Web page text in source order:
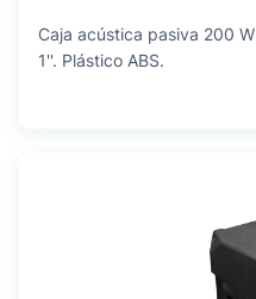
Caja acústica pasiva 200
1''. Plástico ABS.